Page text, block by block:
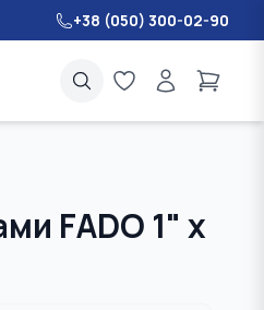
+38 (050) 300-02-90
FADO 1" x